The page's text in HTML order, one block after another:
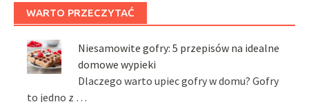
WARTO PRZECZYTAĆ
Niesamowite gofry: 5 przepisów na idealne
domowe wypieki
Dlaczego warto upiec gofry w domu? Gofry
to jedno z …